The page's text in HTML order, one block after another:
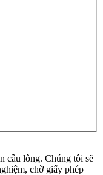
cầu lông. Chúng tôi sẽ
chờ giấy phép